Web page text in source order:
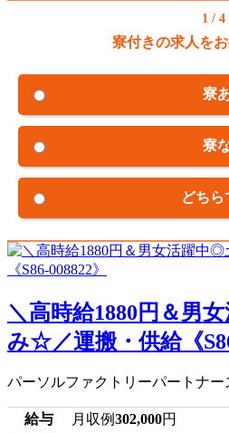
1 / 4
寮付きの求人を
寮
寮
どちら
＼高時給1880円＆男
み☆／運搬・供給《
パーソルファクトリーパートナー
給与 月収例302,000円